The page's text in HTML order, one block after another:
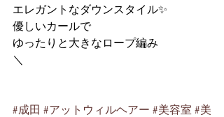
エレガントなダウンスタイル✨
優しいカールで
ゆったりと大きなロープ編み
＼
#成田 #アットウィルヘアー #美容室 #美